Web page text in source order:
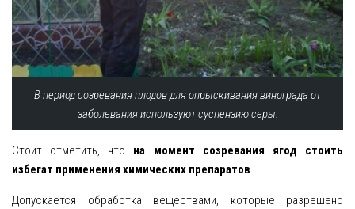
В период созревания плодов для опрыскивания винограда от
заболевания используют суспензию серы.
Стоит отметить, что на момент созревания ягод стоить
избегат применения химических препаратов.
Допускается обработка веществами, которые разрешено